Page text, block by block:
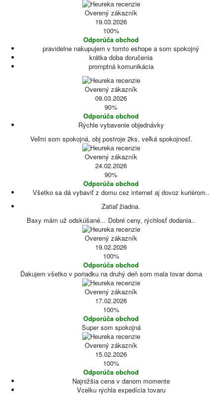
Overený zákazník
19.03.2026
100%
Odporúča obchod
pravidelne nakupujem v tomto eshope a som spokojný
krátka doba doručenia
promptná komunikácia
Overený zákazník
09.03.2026
90%
Odporúča obchod
Rýchle vybavenie objednávky
Veľmi som spokojná, obj postroje 2ks, veľká spokojnosť.
Overený zákazník
24.02.2026
90%
Odporúča obchod
Všetko sa dá vybaviť z domu cez internet aj dovoz kuriérom..
Zatiaľ žiadna.
Baxy mám už odskúšané... Dobré ceny, rýchlosť dodania..
Overený zákazník
19.02.2026
100%
Odporúča obchod
Ďakujem všetko v poriadku na druhý deň som mala tovar doma
Overený zákazník
17.02.2026
100%
Odporúča obchod
Super som spokojná
Overený zákazník
15.02.2026
100%
Odporúča obchod
Najnižšia cena v danom momente
Vcelku rýchla expedícia tovaru